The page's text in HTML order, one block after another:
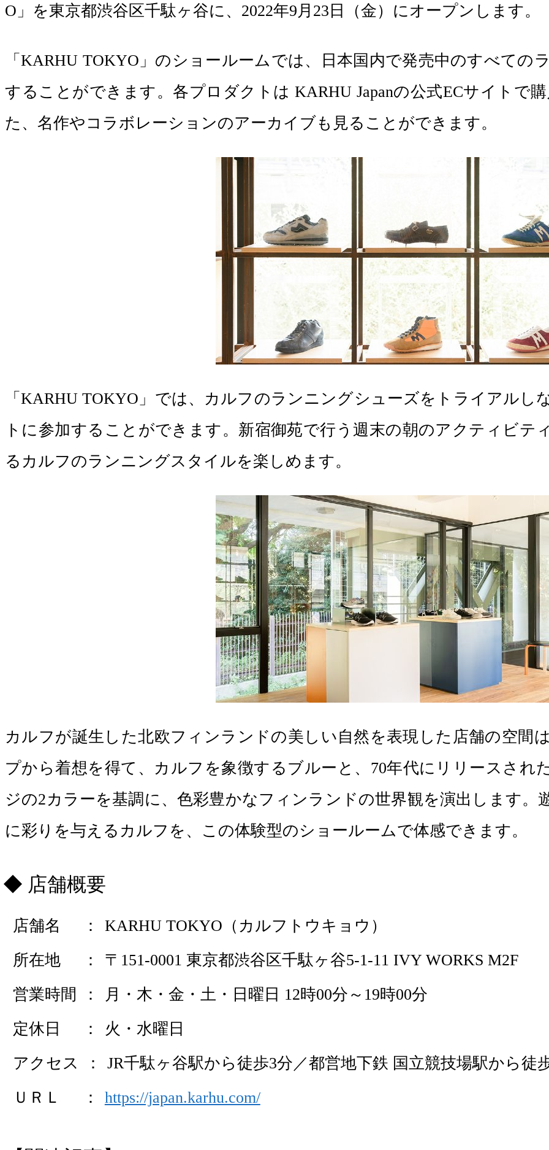
O」を東京都渋谷区千駄ヶ谷に、2022年9月23日（金）にオープンします。
「KARHU TOKYO」のショールームでは、日本国内で発売中のすべて
することができます。各プロダクトは KARHU Japanの公式ECサイトで
た、名作やコラボレーションのアーカイブも見ることができます。
「KARHU TOKYO」では、カルフのランニングシューズをトライアル
トに参加することができます。新宿御苑で行う週末の朝のアクティビテ
るカルフのランニングスタイルを楽しめます。
カルフが誕生した北欧フィンランドの美しい自然を表現した店舗の空間
プから着想を得て、カルフを象徴するブルーと、70年代にリリースされ
ジの2カラーを基調に、色彩豊かなフィンランドの世界観を演出します
に彩りを与えるカルフを、この体験型のショールームで体感できます。
店舗概要
店舗名
KARHU TOKYO（カルフトウキョウ）
所在地
〒151-0001 東京都渋谷区千駄ヶ谷5-1-11 IVY WORKS M2F
営業時間
月・木・金・土・日曜日 12時00分～19時00分
定休日
火・水曜日
アクセス
JR千駄ヶ谷駅から徒歩3分／都営地下鉄 国立競技場駅から徒
ＵＲＬ
https://japan.karhu.com/